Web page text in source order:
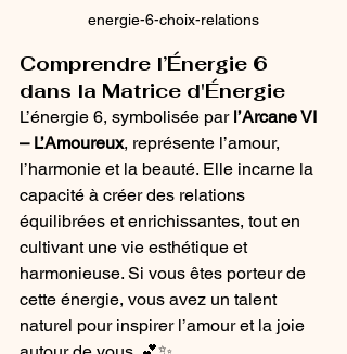
energie-6-choix-relations
Comprendre l’Énergie 6
dans la Matrice d'Énergie
L’énergie 6, symbolisée par l’Arcane VI
– L’Amoureux, représente l’amour,
l’harmonie et la beauté. Elle incarne la
capacité à créer des relations
équilibrées et enrichissantes, tout en
cultivant une vie esthétique et
harmonieuse. Si vous êtes porteur de
cette énergie, vous avez un talent
naturel pour inspirer l’amour et la joie